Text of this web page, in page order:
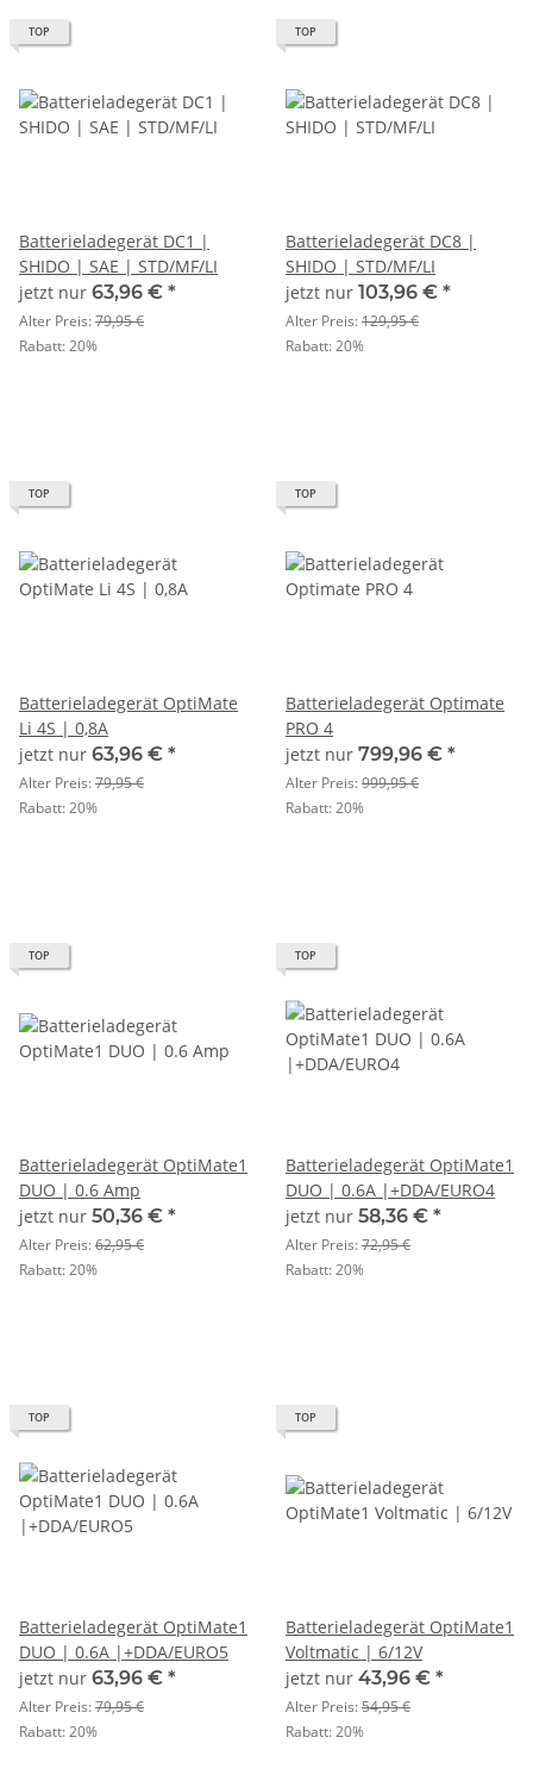
TOP
Batterieladegerät DC1 |
SHIDO | SAE | STD/MF/LI
jetzt nur 63,96 € *
Alter Preis:79,95 €
Rabatt:20%
TOP
Batterieladegerät DC8 |
SHIDO | STD/MF/LI
jetzt nur 103,96 € *
Alter Preis:129,95 €
Rabatt:20%
TOP
Batterieladegerät OptiMate
Li 4S | 0,8A
jetzt nur 63,96 € *
Alter Preis:79,95 €
Rabatt:20%
TOP
Batterieladegerät Optimate
PRO 4
jetzt nur 799,96 € *
Alter Preis:999,95 €
Rabatt:20%
TOP
Batterieladegerät OptiMate1
DUO | 0.6 Amp
jetzt nur 50,36 € *
Alter Preis:62,95 €
Rabatt:20%
TOP
Batterieladegerät OptiMate1
DUO | 0.6A |+DDA/EURO4
jetzt nur 58,36 € *
Alter Preis:72,95 €
Rabatt:20%
TOP
Batterieladegerät OptiMate1
DUO | 0.6A |+DDA/EURO5
jetzt nur 63,96 € *
Alter Preis:79,95 €
Rabatt:20%
TOP
Batterieladegerät OptiMate1
Voltmatic | 6/12V
jetzt nur 43,96 € *
Alter Preis:54,95 €
Rabatt:20%